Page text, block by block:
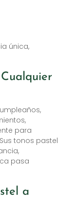
única,
para
tonos pastel
pasa
a